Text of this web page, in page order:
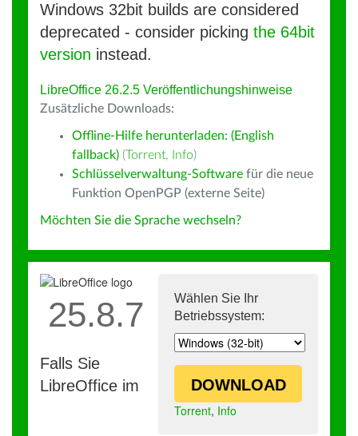
Windows 32bit builds are considered
deprecated - consider picking the 64bit
version instead.
LibreOffice 26.2.5 Veröffentlichungshinweise
Zusätzliche Downloads:
Offline-Hilfe herunterladen: (English
fallback) (Torrent, Info)
Schlüsselverwaltung-Software für die neue
Funktion OpenPGP (externe Seite)
Möchten Sie die Sprache wechseln?
Wählen Sie Ihr
Betriebssystem:
DOWNLOAD
Torrent, Info
25.8.7
Falls Sie
LibreOffice im